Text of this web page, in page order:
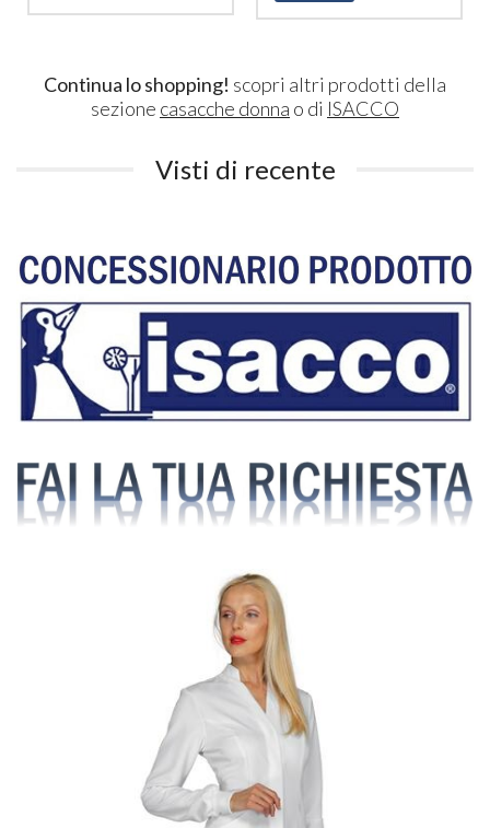
Continua lo shopping! scopri altri prodotti della
sezione casacche donna o di ISACCO
Visti di recente